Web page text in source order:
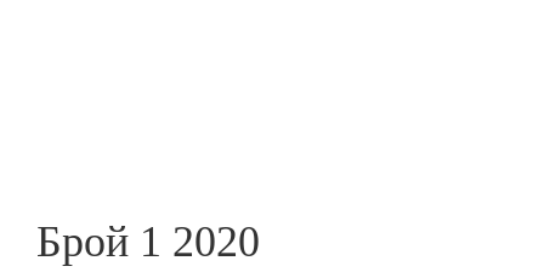
Брой 1 2020